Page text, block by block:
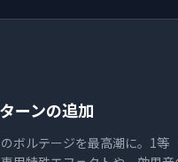
ーンの追加
ボルテージを最高潮に。1等